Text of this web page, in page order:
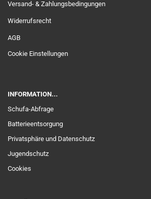
Versand- & Zahlungsbedingungen
Widerrufsrecht
AGB
Cookie Einstellungen
INFORMATION...
Schufa-Abfrage
Batterieentsorgung
Privatsphäre und Datenschutz
Jugendschutz
Cookies